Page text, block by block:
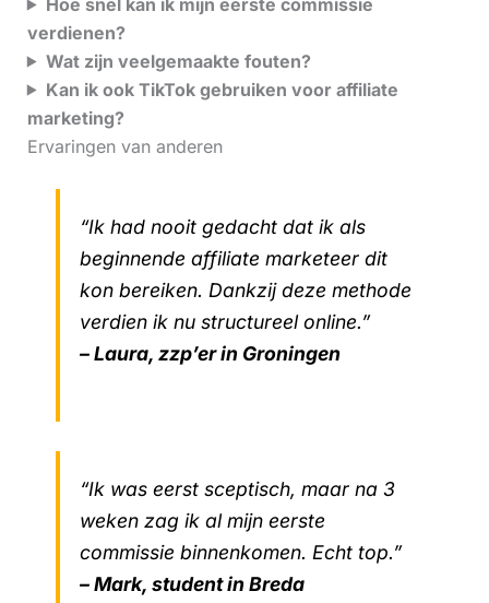
verdienen?
Wat zijn veelgemaakte fouten?
Kan ik ook TikTok gebruiken voor affiliate
marketing?
Ervaringen van anderen
“Ik had nooit gedacht dat ik als
beginnende affiliate marketeer dit
kon bereiken. Dankzij deze methode
verdien ik nu structureel online.”
– Laura, zzp’er in Groningen
“Ik was eerst sceptisch, maar na 3
weken zag ik al mijn eerste
commissie binnenkomen. Echt top.”
– Mark, student in Breda